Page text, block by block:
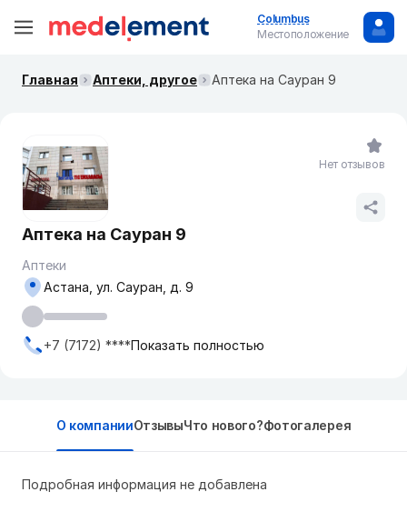
Columbus
Местоположение
Главная Аптеки, другое Аптека на Сауран 9
Аптека на Сауран 9
Аптеки
Астана, ул. Сауран, д. 9
+7 (7172) ****Показать полностью
Нет отзывов
О компанииОтзывыЧто нового?Фотогалерея
Подробная информация не добавлена